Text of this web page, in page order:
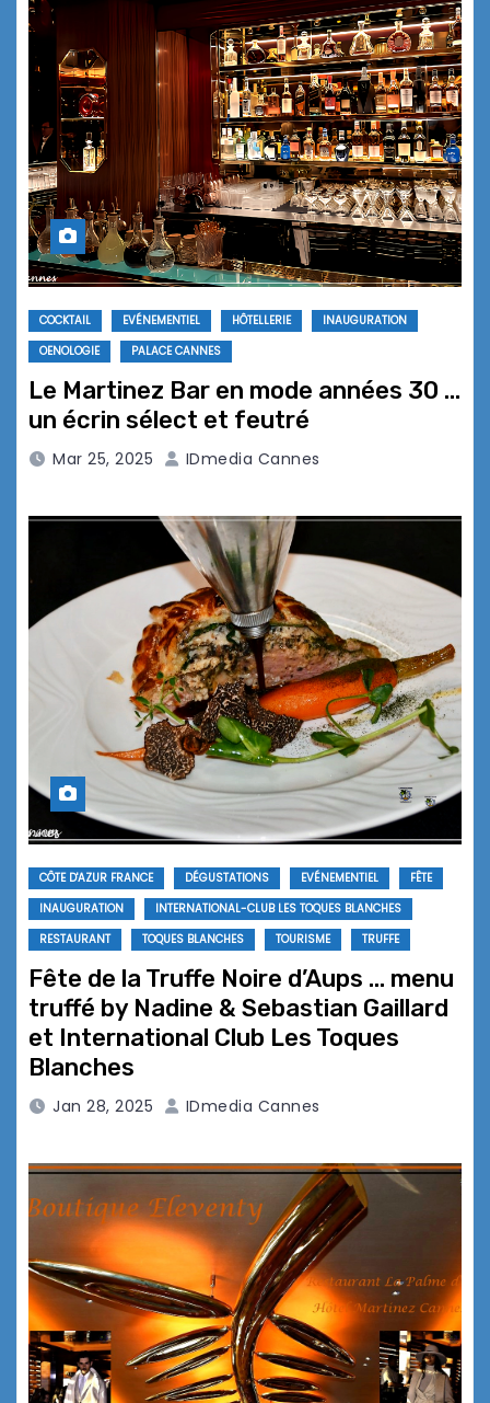
COCKTAIL EVÉNEMENTIEL HÔTELLERIE
INAUGURATION
OENOLOGIE
PALACE CANNES
Le Martinez Bar en mode années 30 …
un écrin sélect et feutré
Mar 25, 2025 IDmedia Cannes
CÔTE D'AZUR FRANCE DÉGUSTATIONS EVÉNEMENTIEL
FÊTE
INAUGURATION
INTERNATIONAL-CLUB LES TOQUES BLANCHES
RESTAURANT
TOQUES BLANCHES TOURISME TRUFFE
Fête de la Truffe Noire d’Aups … menu
truffé by Nadine & Sebastian Gaillard
et International Club Les Toques
Blanches
Jan 28, 2025 IDmedia Cannes